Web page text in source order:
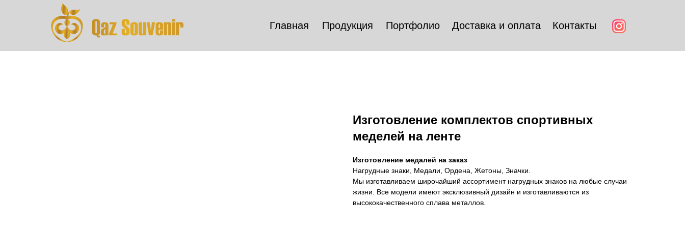
Контакты
Доставка и оплата
Портфолио
Продукция
Главная
Изготовление комплектов спортивных
меделей на ленте
Изготовление медалей на заказ
Нагрудные знаки, Медали, Ордена, Жетоны, Значки.
Мы изготавливаем широчайший ассортимент нагрудных знаков на любые случаи
жизни. Все модели имеют эксклюзивный дизайн и изготавливаются из
высококачественного сплава металлов.